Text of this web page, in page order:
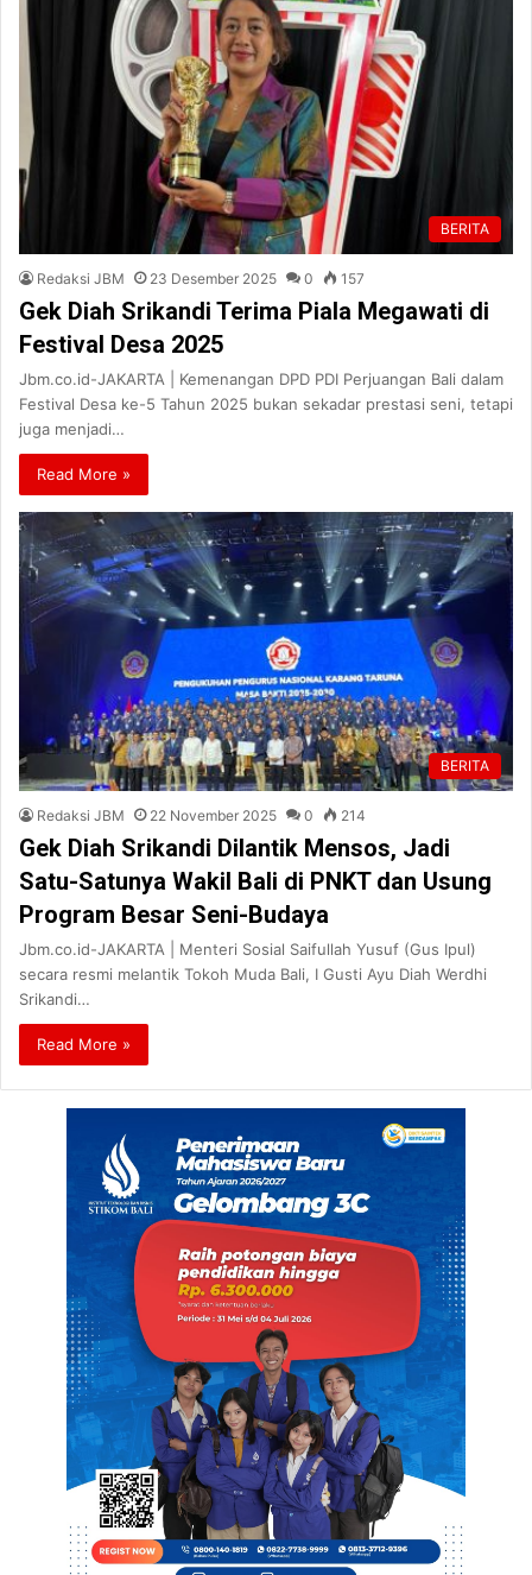
BERITA
Redaksi JBM 23 Desember 2025 0 157
Gek Diah Srikandi Terima Piala Megawati di
Festival Desa 2025
Jbm.co.id-JAKARTA | Kemenangan DPD PDI Perjuangan Bali dalam
Festival Desa ke-5 Tahun 2025 bukan sekadar prestasi seni, tetapi
juga menjadi…
Read More »
BERITA
Redaksi JBM 22 November 2025 0 214
Gek Diah Srikandi Dilantik Mensos, Jadi
Satu-Satunya Wakil Bali di PNKT dan Usung
Program Besar Seni-Budaya
Jbm.co.id-JAKARTA | Menteri Sosial Saifullah Yusuf (Gus Ipul)
secara resmi melantik Tokoh Muda Bali, I Gusti Ayu Diah Werdhi
Srikandi…
Read More »